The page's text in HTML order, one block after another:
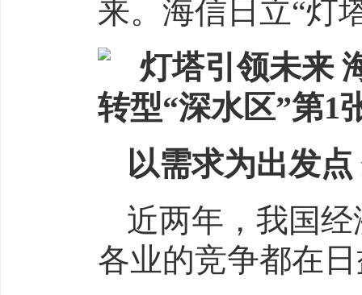
来。海信日立“灯
以需求为出发
近两年，我国
各业的竞争都在